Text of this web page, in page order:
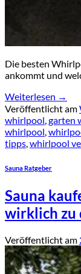
Die besten
ankommt und
Weiterlesen →
Veröffentlicht am
whirlpool garten
whirlpool
tipps whirlpool
Sauna Ratgeber
Sauna
wirklich zu
Veröffentlicht am